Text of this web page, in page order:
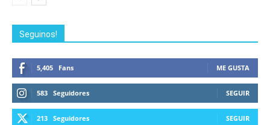
Seguinos!
5,405 Fans ME GUSTA
583 Seguidores SEGUIR
213 Seguidores SEGUIR